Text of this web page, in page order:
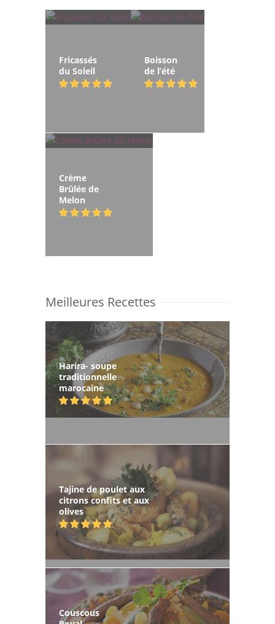
Fricassés
du Soleil
Boisson
de l’été
Crème
Brûlée de
Melon
Meilleures Recettes
Harira- soupe
traditionnelle
marocaine
Tajine de poulet aux
citrons confits et aux
olives
Couscous